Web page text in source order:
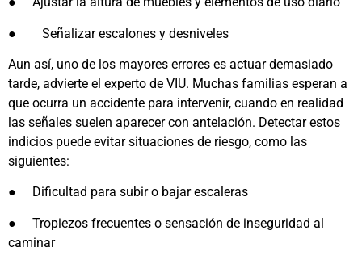
● Señalizar escalones y desniveles
Aun así, uno de los mayores errores es actuar demasiado
tarde, advierte el experto de VIU. Muchas familias esperan a
que ocurra un accidente para intervenir, cuando en realidad
las señales suelen aparecer con antelación. Detectar estos
indicios puede evitar situaciones de riesgo, como las
siguientes:
● Dificultad para subir o bajar escaleras
●
Tropiezos frecuentes o sensación de inseguridad al
caminar